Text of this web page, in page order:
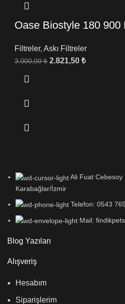
Oase Biostyle 180 900
Filtreler, Askı Filtreler
3.000,00₺ 2.821,50 ₺
Ali Fuat Cebesoy
Karabağlar/İzmir
Telefon: 0543
Mail:
Blog Yazıları
Alışveriş
Hesabım
Siparişlerim